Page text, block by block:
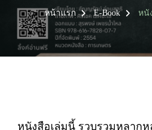
หน้าแรก E-Book หนั
หนังสือเล่มนี้ รวบรวมหลากห